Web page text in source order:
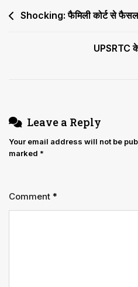
Post
Shocking: फैमिली कोर्ट से
UPSRTC
Leave a Reply
Your email address will not be
marked *
Comment *